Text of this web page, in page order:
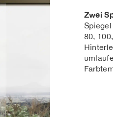
Zwei
Spiegel
80,